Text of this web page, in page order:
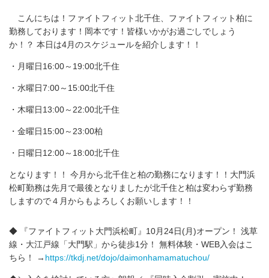
こんにちは！ファイトフィット北千住、ファイトフィット柏に
勤務しております！岡本です！皆様いかがお過ごしでしょう
か！？ 本日は4月のスケジュールを紹介します！！
・月曜日16:00～19:00北千住
・水曜日7:00～15:00北千住
・木曜日13:00～22:00北千住
・金曜日15:00～23:00柏
・日曜日12:00～18:00北千住
となります！！ 今月から北千住と柏の勤務になります！！大門浜
松町勤務は先月で最後となりましたが北千住と柏は変わらず勤務
しますので４月からもよろしくお願いします！！
◆ 『ファイトフィット大門浜松町』10月24日(月)オープン！ 浅草
線・大江戸線「大門駅」から徒歩1分！ 無料体験・WEB入会はこ
ちら！ → https://tkdj.net/dojo/daimonhamamatuchou/